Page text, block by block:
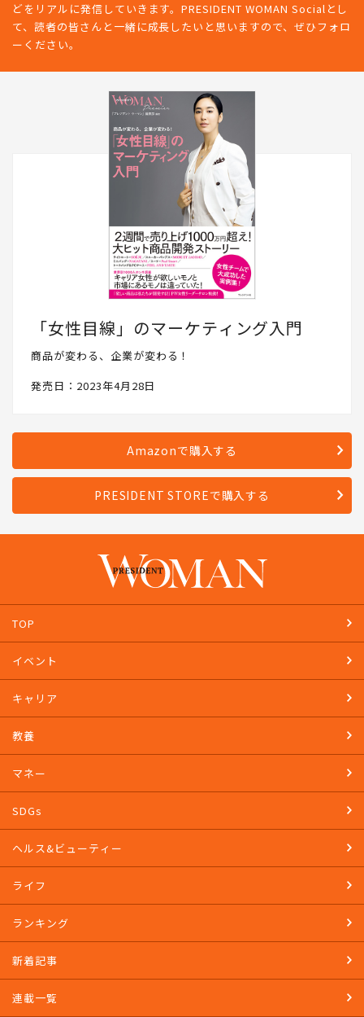
どをリアルに発信していきます。PRESIDENT WOMAN Socialとし
て、読者の皆さんと一緒に成長したいと思いますので、ぜひフォロ
ーください。
「女性目線」のマーケティング入門
商品が変わる、企業が変わる！
発売日：2023年4月28日
Amazonで購入する
PRESIDENT STOREで購入する
TOP
イベント
キャリア
教養
マネー
SDGs
ヘルス&ビューティー
ライフ
ランキング
新着記事
連載一覧